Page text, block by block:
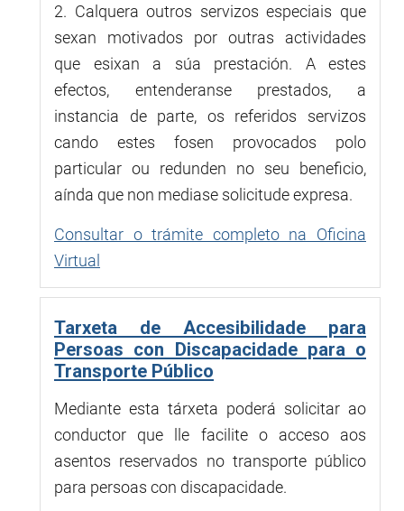
2. Calquera outros servizos especiais que
sexan motivados por outras actividades
que esixan a súa prestación. A estes
efectos, entenderanse prestados, a
instancia de parte, os referidos servizos
cando estes fosen provocados polo
particular ou redunden no seu beneficio,
aínda que non mediase solicitude expresa.
Consultar o trámite completo na Oficina
Virtual
Tarxeta de Accesibilidade para
Persoas con Discapacidade para o
Transporte Público
Mediante esta tárxeta poderá solicitar ao
conductor que lle facilite o acceso aos
asentos reservados no transporte público
para persoas con discapacidade.